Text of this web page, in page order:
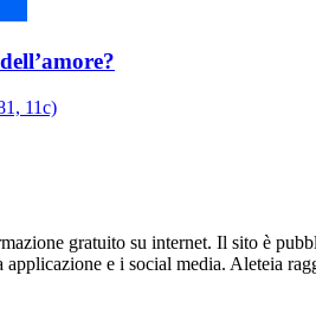
11c)
gratuito su internet. Il sito è
e i social media. Aleteia